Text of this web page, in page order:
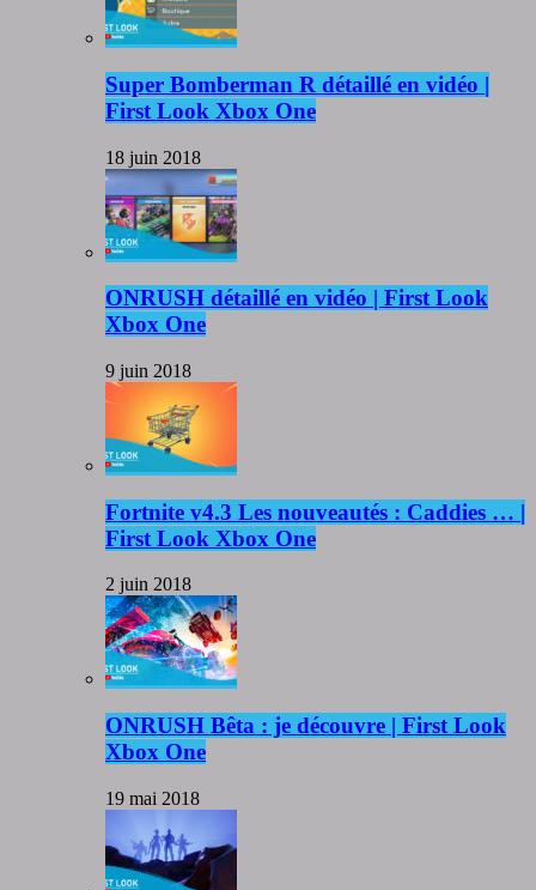
Super Bomberman R détaillé en vidéo |
First Look Xbox One
18 juin 2018
ONRUSH détaillé en vidéo | First Look
Xbox One
9 juin 2018
Fortnite v4.3 Les nouveautés : Caddies … |
First Look Xbox One
2 juin 2018
ONRUSH Bêta : je découvre | First Look
Xbox One
19 mai 2018